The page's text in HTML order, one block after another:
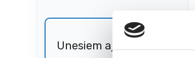
Unesiem aj 🐎 51%